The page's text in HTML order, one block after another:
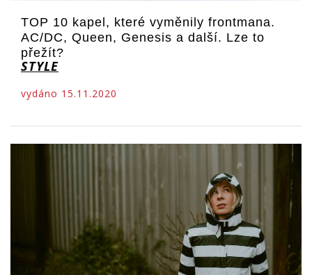
TOP 10 kapel, které vyměnily frontmana.
AC/DC, Queen, Genesis a další. Lze to
přežít?
STYLE
vydáno 15.11.2020